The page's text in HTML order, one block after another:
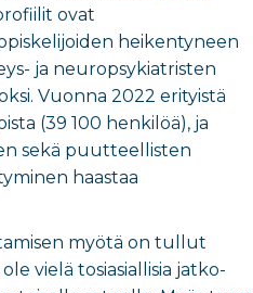
ovat
heikentyneen
ja neuropsykiatristen
Vuonna 2022 erityistä
(39 100 henkilöä), ja
sekä puutteellisten
haastaa
myötä on tullut
vielä tosiasiallisia jatko-